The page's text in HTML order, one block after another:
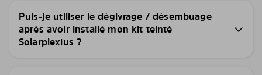
Puis-je utiliser le dégivrage / désembuage
après avoir installé mon kit teinté
Solarplexius ?